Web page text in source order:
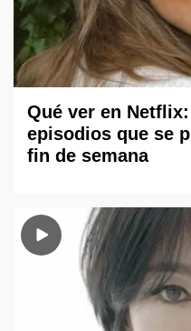
Qué ver en
episodios que se
fin de semana